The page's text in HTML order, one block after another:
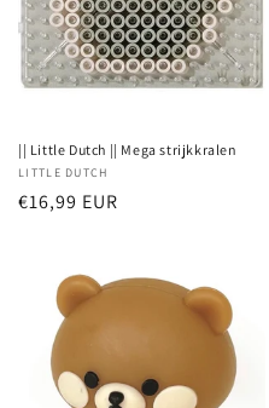
|| Little Dutch || Mega strijkkralen
Verkoper:
LITTLE DUTCH
Normale
€16,99 EUR